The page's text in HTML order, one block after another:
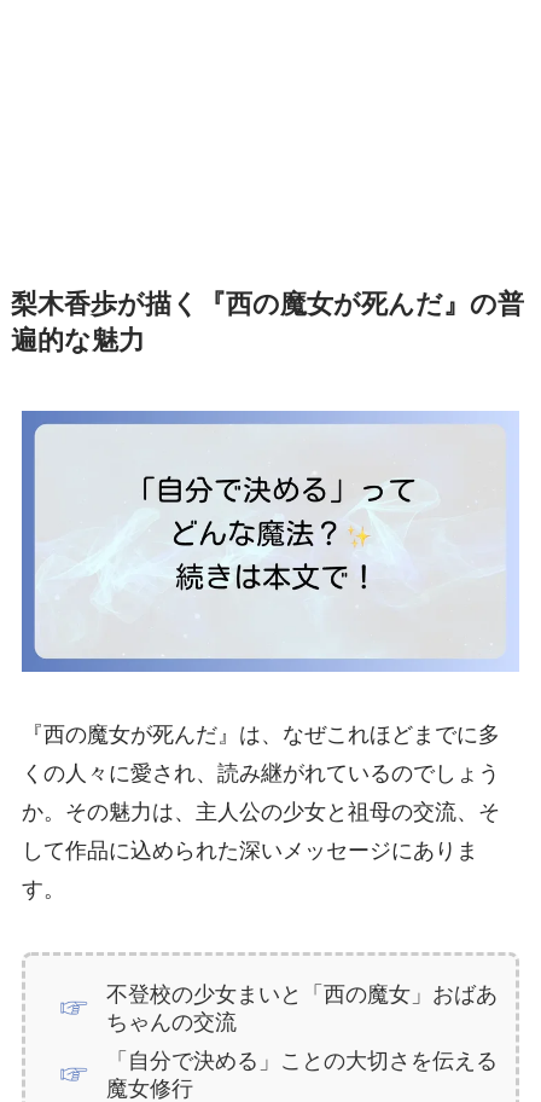
梨木香歩が描く『西の魔女が死んだ』の普
遍的な魅力
『西の魔女が死んだ』は、なぜこれほどまでに多
くの人々に愛され、読み継がれているのでしょう
か。その魅力は、主人公の少女と祖母の交流、そ
して作品に込められた深いメッセージにありま
す。
不登校の少女まいと「西の魔女」おばあ
ちゃんの交流
「自分で決める」ことの大切さを伝える
魔女修行